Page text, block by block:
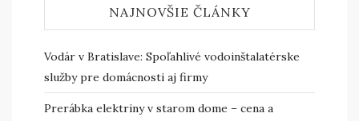
NAJNOVŠIE ČLÁNKY
Vodár v Bratislave: Spoľahlivé vodoinštalatérske
služby pre domácnosti aj firmy
Prerábka elektriny v starom dome – cena a